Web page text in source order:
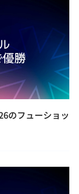
のフューショッ